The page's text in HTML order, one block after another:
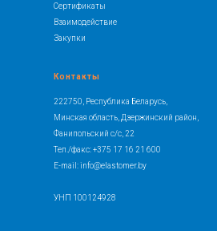
Сертификаты
Взаимодействие
Закупки
Контакты
222750, Республика Беларусь,
Минская область, Дзержинский район,
Фанипольский с/с, 22
Тел./факс: +375 17 16 21 600
E-mail: info@elastomer.by
УНП 100124928